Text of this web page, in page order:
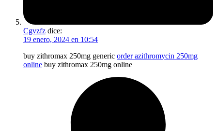
Cgvzfz dice:
19 enero, 2024 en 10:54
buy zithromax 250mg generic order azithromycin 250mg
online buy zithromax 250mg online